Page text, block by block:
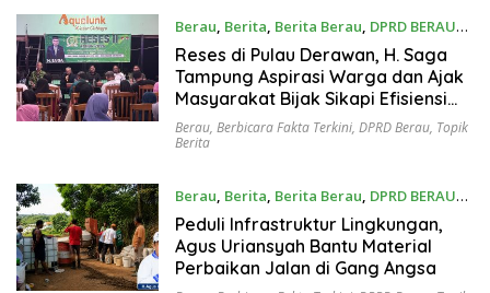
Berau, Berita, Berita Berau, DPRD BERAU
Juli 29, 2026
Reses di Pulau Derawan, H. Saga
Tampung Aspirasi Warga dan Ajak
Masyarakat Bijak Sikapi Efisiensi
Anggaran
Berau, Berbicara Fakta Terkini, DPRD Berau, Topik
Berita
Berau, Berita, Berita Berau, DPRD BERAU
Juli 29, 2026
Peduli Infrastruktur Lingkungan,
Agus Uriansyah Bantu Material
Perbaikan Jalan di Gang Angsa